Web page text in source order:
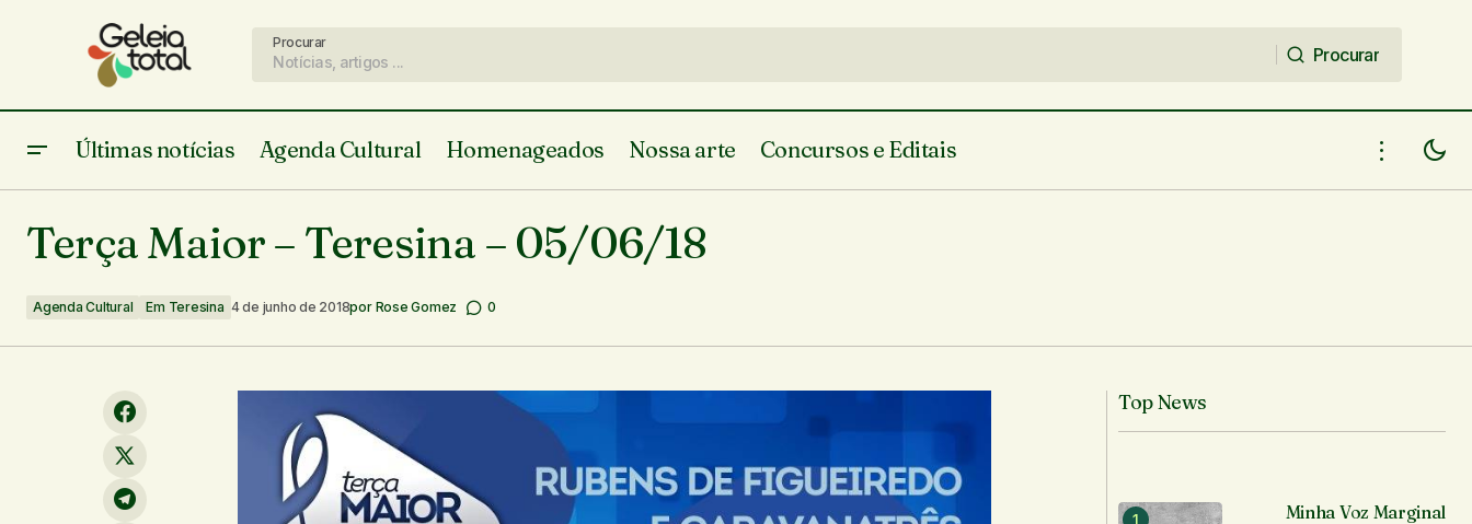
Procurar
Procurar
Últimas notícias Agenda Cultural Homenageados Nossa arte Concursos e Editais
Agenda Cultural Em Teresina Terça Maior – Teresina – 05/06/18
Terça Maior – Teresina – 05/06/18
Agenda Cultural Em Teresina 4 de junho de 2018por Rose Gomez 0
Top News
Minha Voz Marginal